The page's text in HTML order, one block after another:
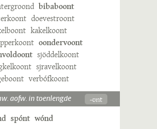
bibaboont
doevestroont
kakelkoont
oondervoont
sjöddelkoont
sjravelkoont
verbófkoont
aofw. in toenlengde -ʊnt
spónt wónd